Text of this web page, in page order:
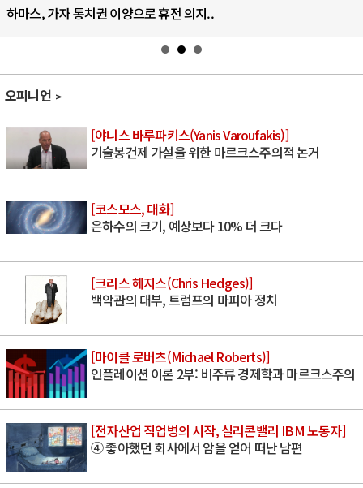
하마스, 가자 통치권 이양으로 휴전 의지..
오피니언
[야니스 바루파키스(Yanis Varoufakis)]
기술봉건제 가설을 위한 마르크스주의적 논거
[코스모스, 대화]
은하수의 크기, 예상보다 10% 더 크다
[크리스 헤지스(Chris Hedges)]
백악관의 대부, 트럼프의 마피아 정치
[마이클 로버츠(Michael Roberts)]
인플레이션 이론 2부: 비주류 경제학과 마르크스주의
[전자산업 직업병의 시작, 실리콘밸리 IBM 노동자]
④ 좋아했던 회사에서 암을 얻어 떠난 남편